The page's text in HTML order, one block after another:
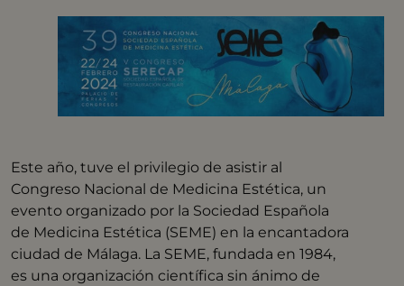
Este año, tuve el privilegio de asistir al
Congreso Nacional de Medicina Estética, un
evento organizado por la Sociedad Española
de Medicina Estética (SEME) en la encantadora
ciudad de Málaga. La SEME, fundada en 1984,
es una organización científica sin ánimo de